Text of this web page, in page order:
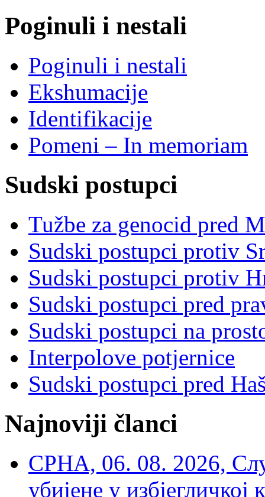
Poginuli i nestali
Poginuli i nestali
Ekshumacije
Identifikacije
Pomeni – In memoriam
Sudski postupci
Tužbe za genocid pred
Sudski postupci protiv
Sudski postupci protiv
Sudski postupci pred
Sudski postupci na
Interpolove potjernice
Sudski postupci pred
Najnoviji članci
СРНА, 06. 08. 2026,
убијене у избјегличкој